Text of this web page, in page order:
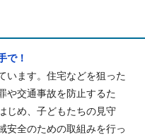
で！
います。住宅などを狙った
や交通事故を防止するた
じめ、子どもたちの見守
安全のための取組みを行っ